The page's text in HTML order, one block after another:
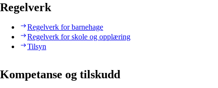
Regelverk
Regelverk for barnehage
Regelverk for skole og opplæring
Tilsyn
Kompetanse og tilskudd